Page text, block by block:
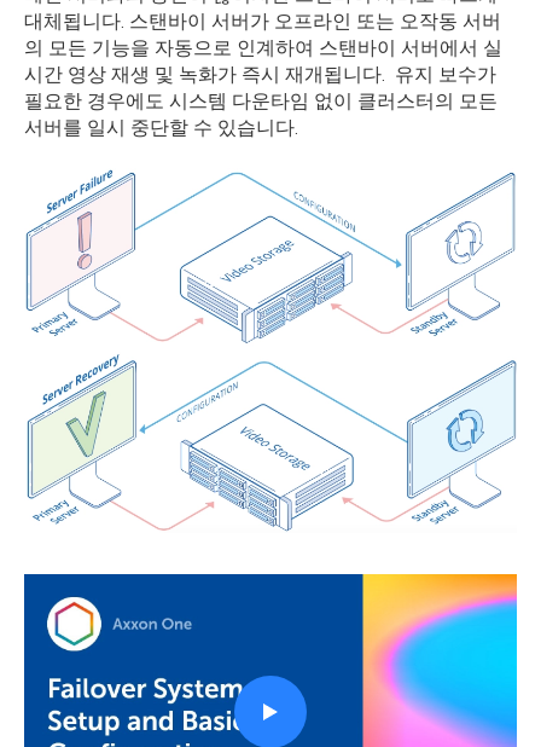
대체됩니다. 스탠바이 서버가 오프라인 또는 오작동 서버
의 모든 기능을 자동으로 인계하여 스탠바이 서버에서 실
시간 영상 재생 및 녹화가 즉시 재개됩니다. ​ 유지 보수가
필요한 경우에도 시스템 다운타임 없이 클러스터의 모든
서버를 일시 중단할 수 있습니다.